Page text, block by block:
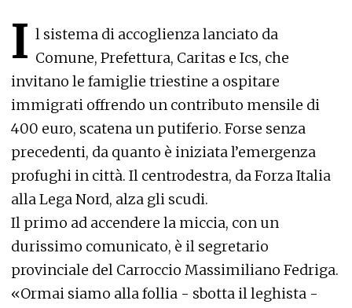
I l sistema di accoglienza lanciato da
Comune, Prefettura, Caritas e Ics, che
invitano le famiglie triestine a ospitare
immigrati offrendo un contributo mensile di
400 euro, scatena un putiferio. Forse senza
precedenti, da quanto è iniziata l’emergenza
profughi in città. Il centrodestra, da Forza Italia
alla Lega Nord, alza gli scudi.
Il primo ad accendere la miccia, con un
durissimo comunicato, è il segretario
provinciale del Carroccio Massimiliano Fedriga.
«Ormai siamo alla follia - sbotta il leghista -